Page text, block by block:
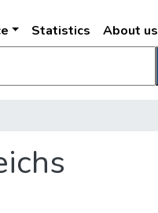
Statistics About us